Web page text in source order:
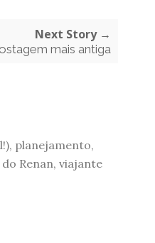
Next Story →
mais antiga
planejamento,
Renan, viajante